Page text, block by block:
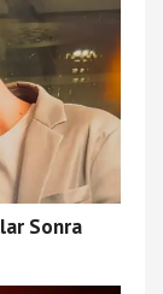
Sonra